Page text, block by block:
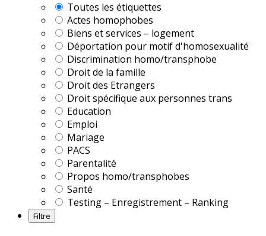
Toutes les étiquettes
Actes homophobes
Biens et services – logement
Déportation pour motif d'homosexualité
Discrimination homo/transphobe
Droit de la famille
Droit des Etrangers
Droit spécifique aux personnes trans
Education
Emploi
Mariage
PACS
Parentalité
Propos homo/transphobes
Santé
Testing – Enregistrement – Ranking